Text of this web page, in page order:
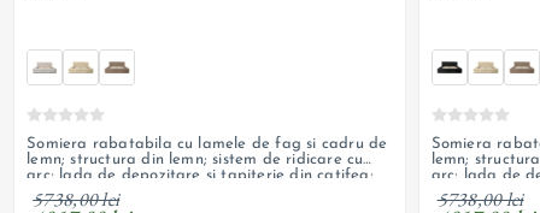
Somiera rabatabila cu lamele de fag si cadru de
lemn; structura din lemn; sistem de ridicare cu
arc; lada de depozitare si tapiterie din catifea;
personalizabil
5738,00 lei
Somiera
lemn;
arc; lada de
personalizabil
5738,00 lei